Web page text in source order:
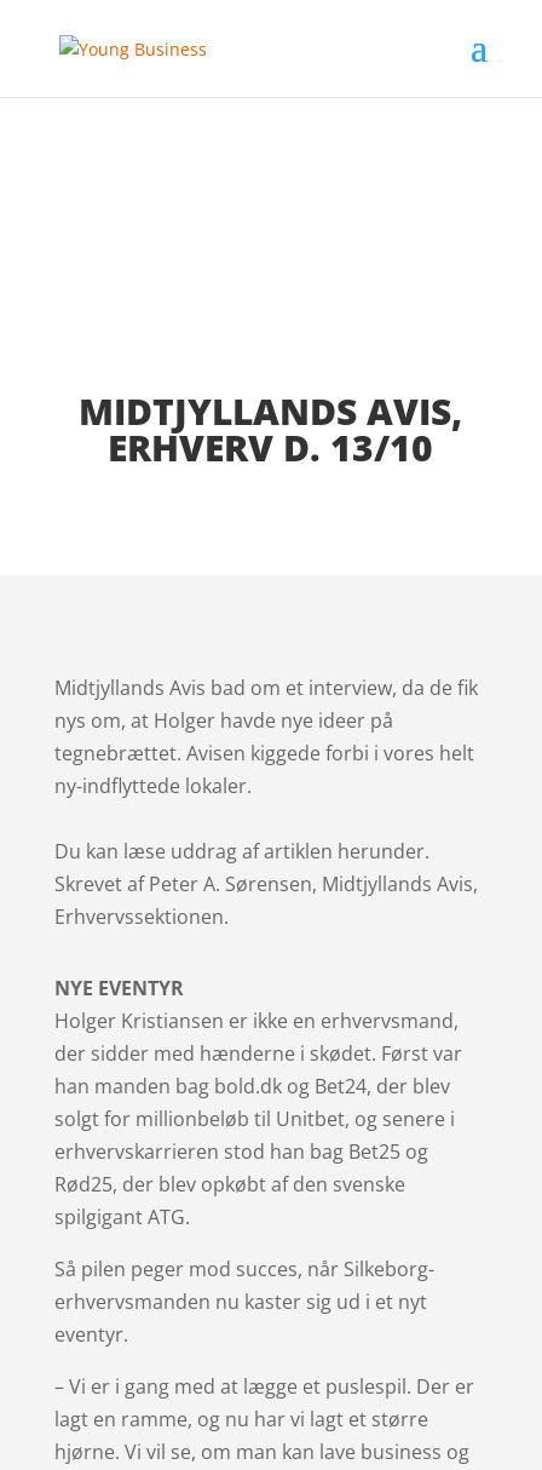
MIDTJYLLANDS AVIS,
ERHVERV D. 13/10
Midtjyllands Avis bad om et interview, da de fik
nys om, at Holger havde nye ideer på
tegnebrættet. Avisen kiggede forbi i vores helt
ny-indflyttede lokaler.
Du kan læse uddrag af artiklen herunder.
Skrevet af Peter A. Sørensen, Midtjyllands Avis,
Erhvervssektionen.
NYE EVENTYR
Holger Kristiansen er ikke en erhvervsmand,
der sidder med hænderne i skødet. Først var
han manden bag bold.dk og Bet24, der blev
solgt for millionbeløb til Unitbet, og senere i
erhvervskarrieren stod han bag Bet25 og
Rød25, der blev opkøbt af den svenske
spilgigant ATG.
Så pilen peger mod succes, når Silkeborg-
erhvervsmanden nu kaster sig ud i et nyt
eventyr.
– Vi er i gang med at lægge et puslespil. Der er
lagt en ramme, og nu har vi lagt et større
hjørne. Vi vil se, om man kan lave business og